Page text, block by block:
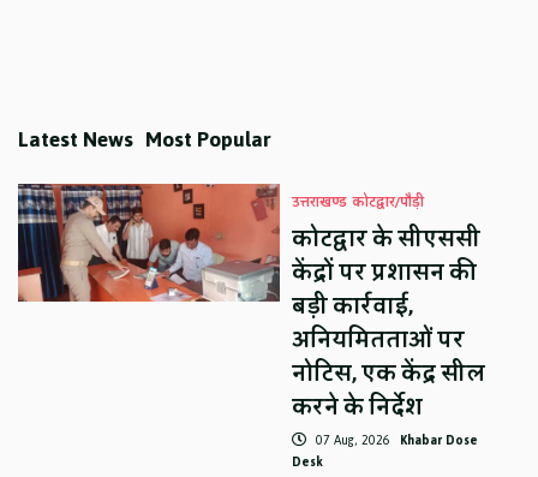
Latest News Most Popular
उत्तराखण्ड कोटद्वार/पौड़ी
कोटद्वार के सीएससी
केंद्रों पर प्रशासन की
बड़ी कार्रवाई,
अनियमितताओं पर
नोटिस, एक केंद्र सील
करने के निर्देश
07 Aug, 2026 Khabar Dose
Desk